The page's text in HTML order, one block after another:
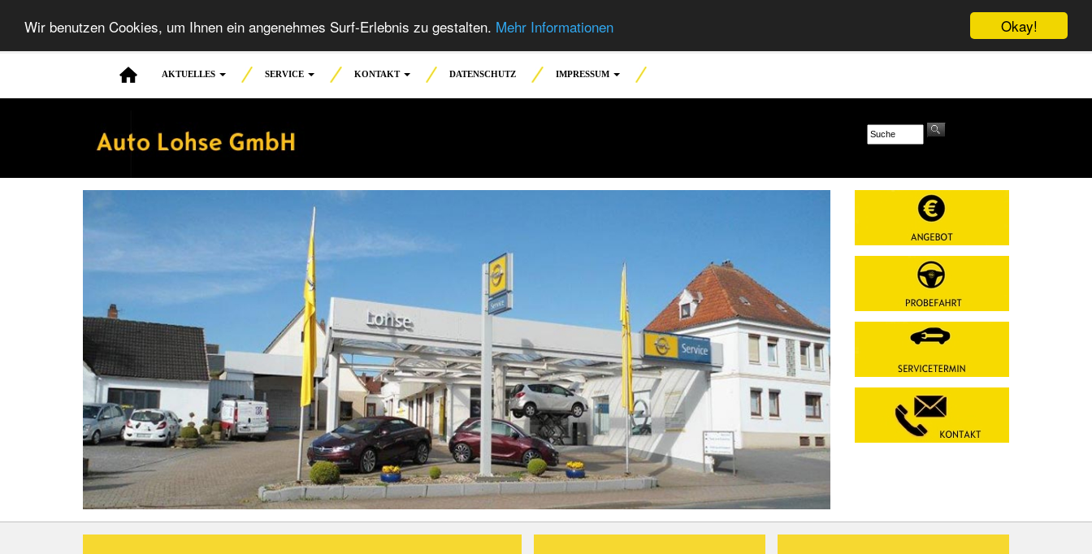
Okay!
Wir benutzen Cookies, um Ihnen ein angenehmes Surf-Erlebnis zu gestalten. Mehr Informationen
AKTUELLES SERVICE KONTAKT DATENSCHUTZ IMPRESSUM